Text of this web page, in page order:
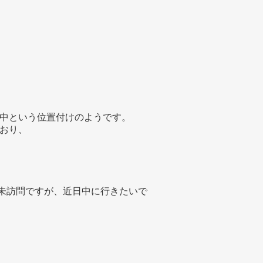
という位置付けのようです。
り、
訪問ですが、近日中に行きたいで